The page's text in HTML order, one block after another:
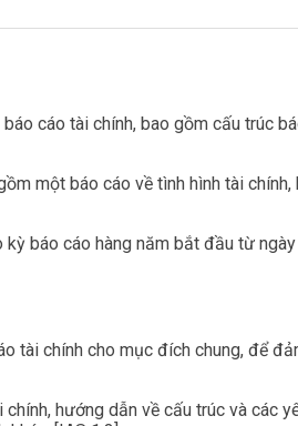
cáo tài chính, bao gồm cấu
một báo cáo về tình hình tài
báo cáo hàng năm bắt đầu từ
tài chính cho mục đích chung, để
hướng dẫn về cấu trúc và